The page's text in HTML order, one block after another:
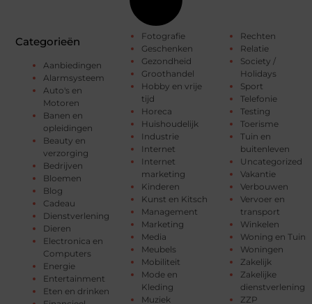
Categorieën
Aanbiedingen
Alarmsysteem
Auto's en
Motoren
Banen en
opleidingen
Beauty en
verzorging
Bedrijven
Bloemen
Blog
Cadeau
Dienstverlening
Dieren
Electronica en
Computers
Energie
Entertainment
Eten en drinken
Fotografie
Geschenken
Gezondheid
Groothandel
Hobby en vrije
tijd
Horeca
Huishoudelijk
Industrie
Internet
Internet
marketing
Kinderen
Kunst en Kitsch
Management
Marketing
Media
Meubels
Mobiliteit
Mode en
Kleding
Muziek
Rechten
Relatie
Society /
Holidays
Sport
Telefonie
Testing
Toerisme
Tuin en
buitenleven
Uncategorized
Vakantie
Verbouwen
Vervoer en
transport
Winkelen
Woning en Tuin
Woningen
Zakelijk
Zakelijke
dienstverlening
ZZP